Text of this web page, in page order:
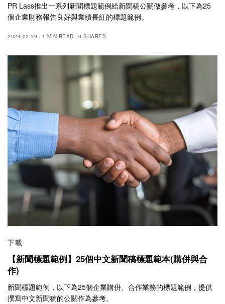
PR Lass推出一系列新聞標題範例給新聞稿公關做參考，以下為25
個企業財務報告良好與業績長紅的標題範例。
2024-02-19 1 MIN READ 0 SHARES
下載
【新聞標題範例】25個中文新聞稿標題範本(購併與合
作)
新聞標題範例，以下為25個企業購併、合作業務的標題範例，提供
撰寫中文新聞稿的公關作為參考。